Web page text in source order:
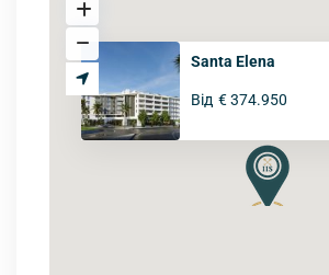
Santa Elena
Від € 374.950